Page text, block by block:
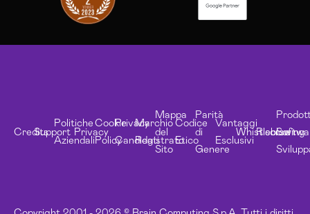
CreditsSupport
Politiche
Aziendali
Privacy
Cookie
Policy
Privacy
Candidati
Marchio
Registrato
Mappa
del
Sito
Codice
Etico
Parità
di
Genere
Vantaggi
Esclusivi
Whistleblowing
Risorse